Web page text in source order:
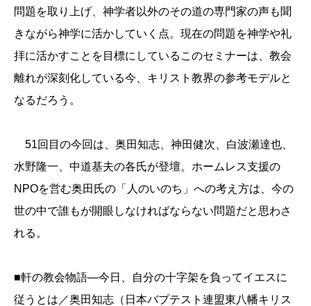
問題を取り上げ、神学者以外のその道の専門家の声も聞
きながら神学に活かしていく点。現在の問題を神学や礼
拝に活かすことを目標にしているこのセミナーは、教会
離れが深刻化している今、キリスト教界の参考モデルと
なるだろう。
51回目の今回は、奥田知志、神田健次、白波瀬達也、
水野隆一、中道基夫の各氏が登壇。ホームレス支援の
NPOを営む奥田氏の「人のいのち」への考え方は、今の
世の中で誰もが開眼しなければならない問題だと思わさ
れる。
■軒の教会物語―今日、自分の十字架を負ってイエスに
従うとは／奥田知志（日本バプテスト連盟東八幡キリス